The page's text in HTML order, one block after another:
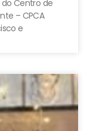
Centro de
– CPCA
e